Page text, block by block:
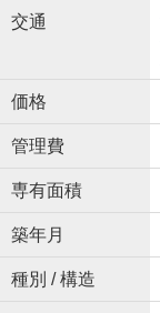
交通
価格
管理費
専有面積
築年月
種別 / 構造